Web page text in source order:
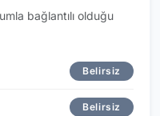
bağlantılı olduğu
Belirsiz
Belirsiz